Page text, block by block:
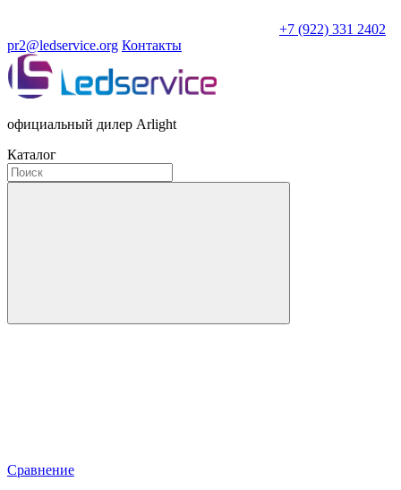
+7 (922) 331 2402
pr2@ledservice.org Контакты
официальный дилер Arlight
Каталог
Сравнение